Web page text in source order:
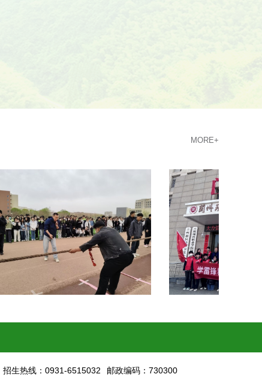
MORE+
招生热线：0931-6515032 邮政编码：730300